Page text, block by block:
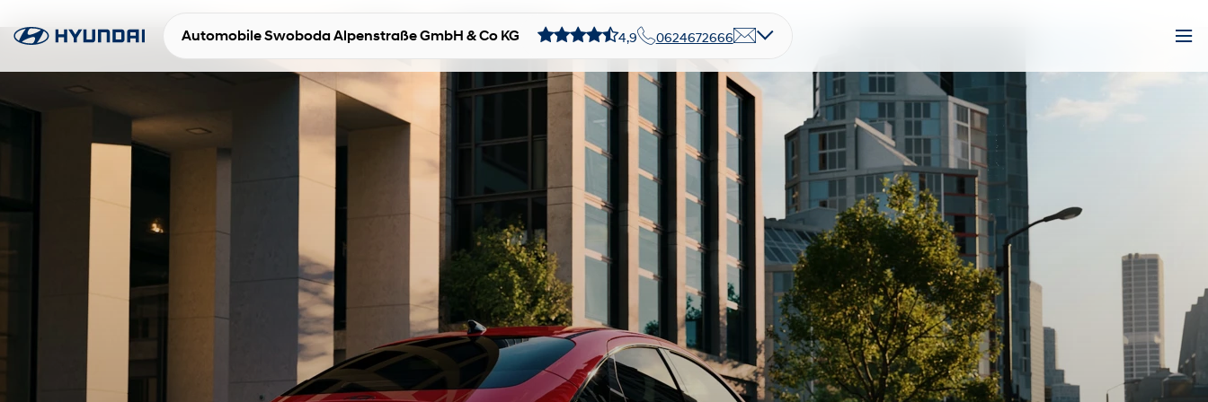
Automobile Swoboda Alpenstraße GmbH & Co KG 4,9 0624672666